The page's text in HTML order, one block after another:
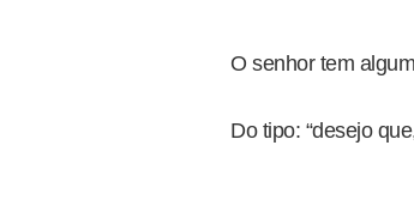
O senhor tem
Do tipo: “desejo